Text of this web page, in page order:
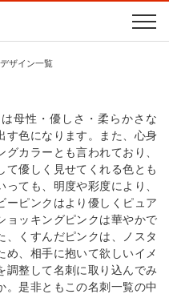
ザイン一覧
母性・優しさ・柔らかさな
す色になります。また、心身
カラーとも言われており、
て優しく見せてくれる色とも
ても、明度や彩度により、
ーピンクはより優しくピュア
ョッキングピンクは華やかで
、くすんだピンクは、ノスタ
め、相手に抱いて欲しいイメ
調整して名刺に取り込んでみ
。是非ともこの名刺一覧の中